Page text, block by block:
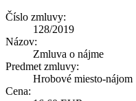
Číslo zmluvy:
128/2019
Názov:
Zmluva o nájme
Predmet zmluvy:
Hrobové miesto-nájom
Cena: